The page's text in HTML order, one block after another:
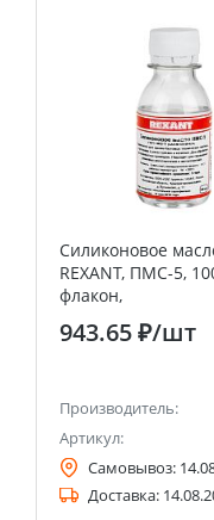
Силиконовое
REXANT, ПМС-5,
флакон,
943.65 ₽/шт
Производитель:
Артикул:
Самовывоз:
Доставка: